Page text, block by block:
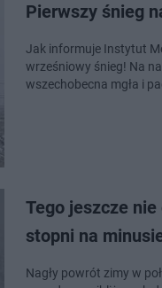
Pierwszy śnieg
Jak informuje Instytut
wrześniowy śnieg! Na
wszechobecna mgła i
Tego jeszcze
stopni na
Nagły powrót zimy w